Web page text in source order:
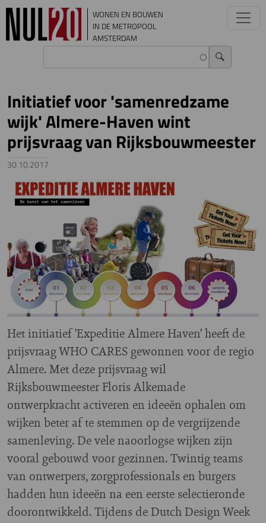
Overslaan en naar de inhoud gaan
WONEN EN BOUWEN
IN DE METROPOOL
AMSTERDAM
Initiatief voor 'samenredzame
wijk' Almere-Haven wint
prijsvraag van Rijksbouwmeester
30.10.2017
Image
Het initiatief 'Expeditie Almere Haven’ heeft de
prijsvraag WHO CARES gewonnen voor de regio
Almere. Met deze prijsvraag wil
Rijksbouwmeester Floris Alkemade
ontwerpkracht activeren en ideeën ophalen om
wijken beter af te stemmen op de vergrijzende
samenleving. De vele naoorlogse wijken zijn
vooral gebouwd voor gezinnen. Twintig teams
van ontwerpers, zorgprofessionals en burgers
hadden hun ideeën na een eerste selectieronde
doorontwikkeld. Tijdens de Dutch Design Week